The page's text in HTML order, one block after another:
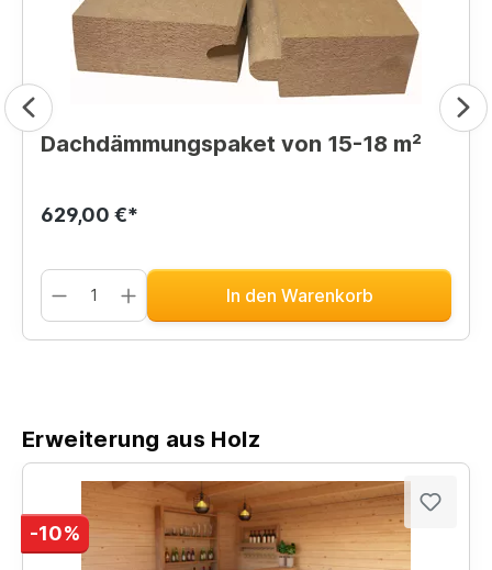
Dachdämmungspaket von 15-18 m²
629,00 €*
In den Warenkorb
Erweiterung aus Holz
-10%